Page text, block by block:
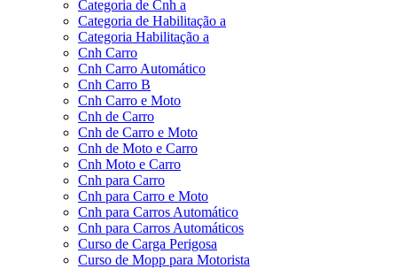
Categoria de Cnh a
Categoria de Habilitação a
Categoria Habilitação a
Cnh Carro
Cnh Carro Automático
Cnh Carro B
Cnh Carro e Moto
Cnh de Carro
Cnh de Carro e Moto
Cnh de Moto e Carro
Cnh Moto e Carro
Cnh para Carro
Cnh para Carro e Moto
Cnh para Carros Automático
Cnh para Carros Automáticos
Curso de Carga Perigosa
Curso de Mopp para Motorista